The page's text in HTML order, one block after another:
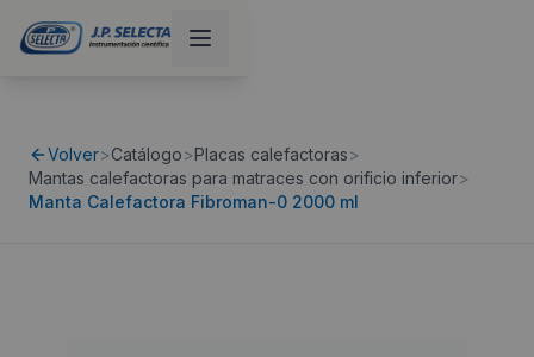
Volver>Catálogo>Placas calefactoras>
Mantas calefactoras para matraces con orificio inferior>
Manta Calefactora Fibroman-0 2000 ml